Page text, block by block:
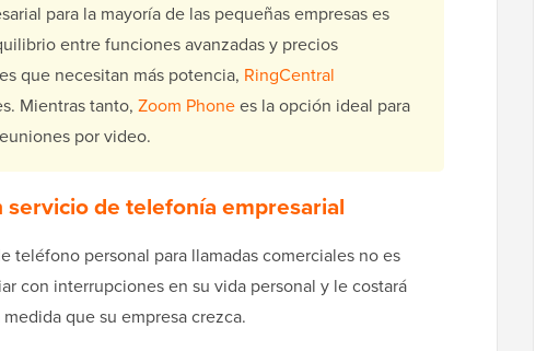
para la mayoría de las pequeñas empresas es
entre funciones avanzadas y precios
que necesitan más potencia, RingCentral
Mientras tanto, Zoom Phonees la opción ideal para
por video.
de telefonía empresarial
teléfono personal para llamadas comerciales no es
con interrupciones en su vida personal y le costará
que su empresa crezca.